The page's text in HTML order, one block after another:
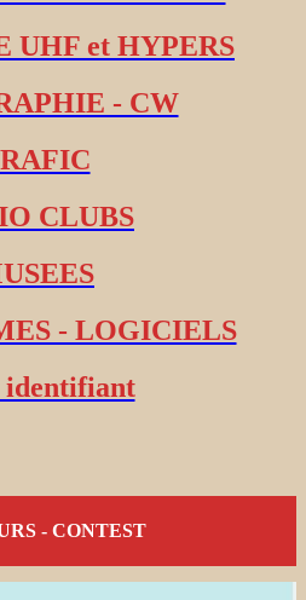
UHF et HYPERS
- CW
CLUBS
- LOGICIELS
identifiant
- CONTEST